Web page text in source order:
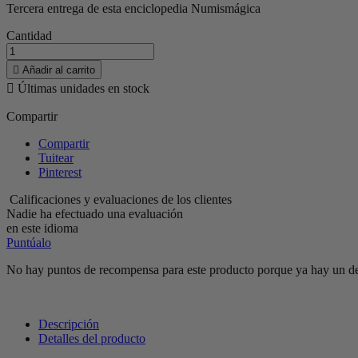
Tercera entrega de esta enciclopedia Numismágica
Cantidad
 Añadir al carrito
 Últimas unidades en stock
Compartir
Compartir
Tuitear
Pinterest
Calificaciones y evaluaciones de los clientes
Nadie ha efectuado una evaluación
en este idioma
Puntúalo
No hay puntos de recompensa para este producto porque ya hay un
Descripción
Detalles del producto